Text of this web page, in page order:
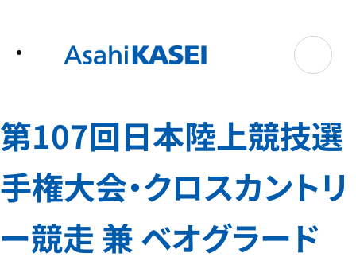
第107回日本陸上競技選
手権大会・クロスカントリ
ー競走 兼 ベオグラード